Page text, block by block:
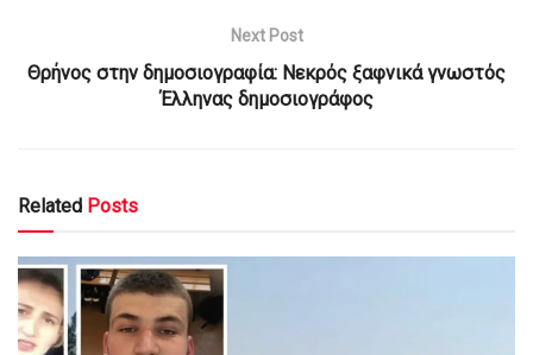
Next Post
Θρήνος στην δημοσιογραφία: Νεκρός ξαφνικά γνωστός
Έλληνας δημοσιογράφος
Related Posts